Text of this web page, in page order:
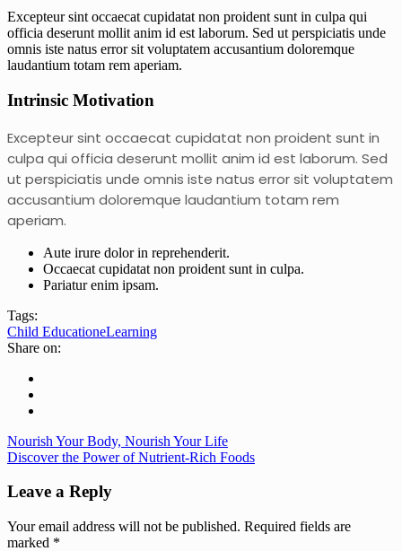
Excepteur sint occaecat cupidatat non proident sunt in culpa qui
officia deserunt mollit anim id est laborum. Sed ut perspiciatis unde
omnis iste natus error sit voluptatem accusantium doloremque
laudantium totam rem aperiam.
Intrinsic Motivation
Excepteur sint occaecat cupidatat non proident sunt in
culpa qui officia deserunt mollit anim id est laborum. Sed
ut perspiciatis unde omnis iste natus error sit voluptatem
accusantium doloremque laudantium totam rem
aperiam.
Aute irure dolor in reprehenderit.
Occaecat cupidatat non proident sunt in culpa.
Pariatur enim ipsam.
Tags:
Child EducationeLearning
Share on:
Nourish Your Body, Nourish Your Life
Discover the Power of Nutrient-Rich Foods
Leave a Reply
Your email address will not be published. Required fields are
marked *